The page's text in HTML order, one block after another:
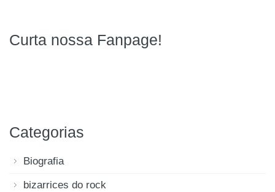
Curta nossa Fanpage!
Categorias
Biografia
bizarrices do rock